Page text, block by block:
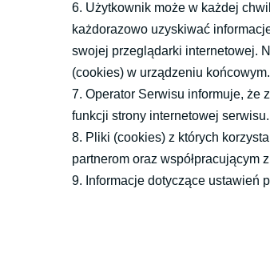
6. Użytkownik może w każdej
każdorazowo uzyskiwać
swojej przeglądarki internetowej.
(cookies) w urządzeniu końcowym.
7. Operator Serwisu informuje, że
funkcji strony internetowej serwisu.
8. Pliki (cookies) z których
partnerom oraz współpracującym
9. Informacje dotyczące ustawień